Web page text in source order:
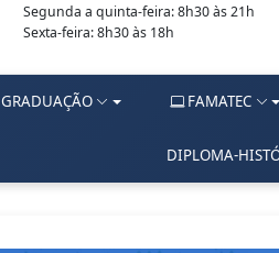
Segunda a quinta-feira: 8h30 às 21h
Sexta-feira: 8h30 às 18h
GRADUAÇÃO FAMATEC
DIPLOMA-